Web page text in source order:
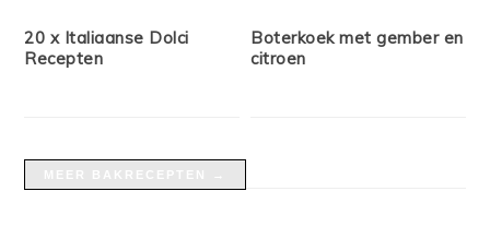
20 x Italiaanse Dolci
Recepten
Boterkoek met gember en
citroen